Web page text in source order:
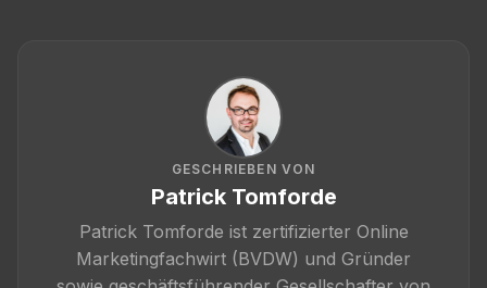
GESCHRIEBEN VON
Patrick Tomforde
Patrick Tomforde ist zertifizierter Online
Marketingfachwirt (BVDW) und Gründer